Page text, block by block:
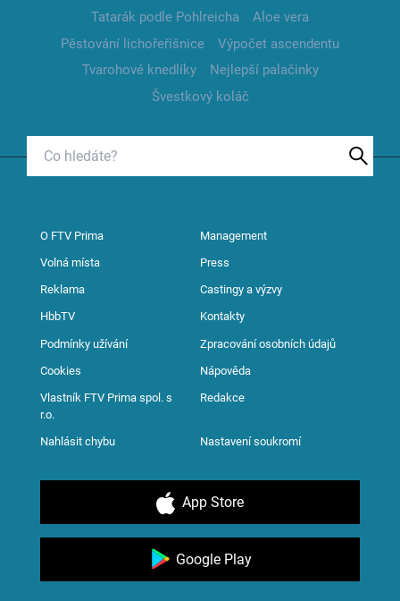
Tatarák podle Pohlreicha
Aloe vera
Pěstování lichořeřišnice
Výpočet ascendentu
Tvarohové knedlíky
Nejlepší palačinky
Švestkový koláč
O FTV Prima Management
Volná místa Press
Reklama Castingy a výzvy
HbbTV Kontakty
Podmínky užívání Zpracování osobních údajů
Cookies Nápověda
Vlastník FTV Prima spol. s
r.o.
Redakce
Nahlásit chybu Nastavení soukromí
App Store
Google Play